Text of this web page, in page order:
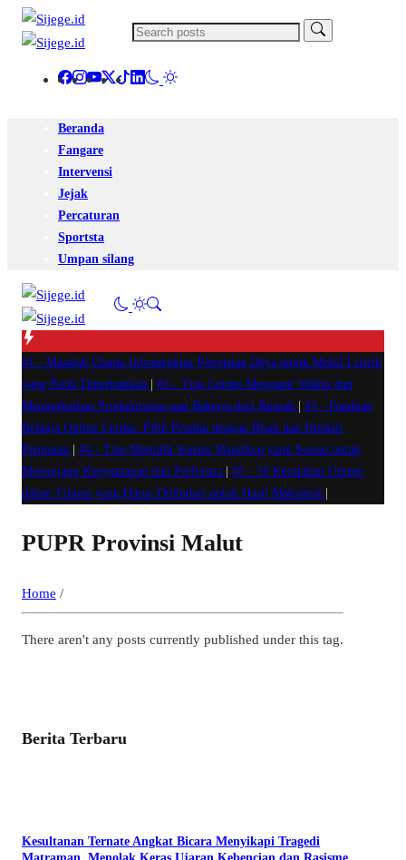
Beranda
Fangare
Intervensi
Jejak
Percaturan
Sportsta
Umpan silang
#1 - Masalah Utama Infrastruktur Pengisian Daya untuk Mobil Listrik
yang Perlu Diperhatikan
#2 - Tips Cerdas Mengatur Waktu dan
Meningkatkan Produktivitas saat Bekerja dari Rumah
#3 - Panduan
Belanja Online Cerdas: Pilih Produk dengan Bijak dan Hindari
Penipuan
#4 - Tips Memilih Sepatu Marathon yang Sesuai untuk
Menunjang Kenyamanan dan Performa
#5 - 10 Kesalahan Umum
dalam Fitness yang Harus Dihindari untuk Hasil Maksimal
PUPR Provinsi Malut
Home /
There aren't any posts currently published under this tag.
Berita Terbaru
Kesultanan Ternate Angkat Bicara Menyikapi Tragedi